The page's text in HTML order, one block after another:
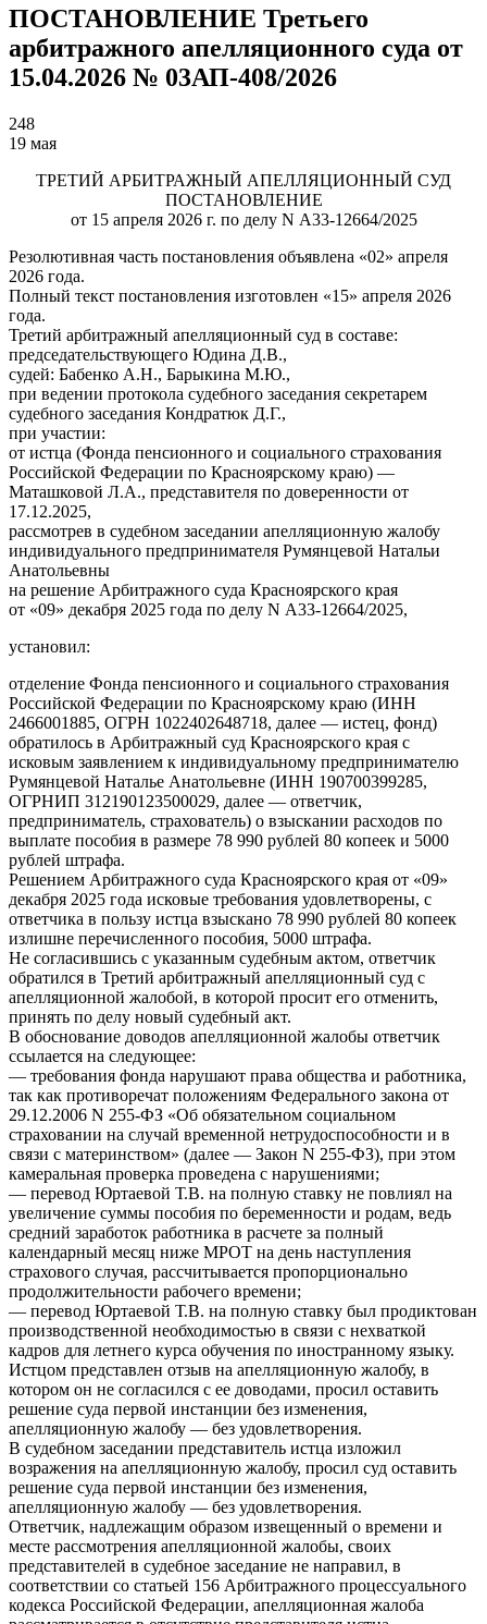
ПОСТАНОВЛЕНИЕ Третьего
арбитражного апелляционного суда от
15.04.2026 № 03АП-408/2026
248
19 мая
ТРЕТИЙ АРБИТРАЖНЫЙ АПЕЛЛЯЦИОННЫЙ СУД
ПОСТАНОВЛЕНИЕ
от 15 апреля 2026 г. по делу N А33-12664/2025
Резолютивная часть постановления объявлена «02» апреля
2026 года.
Полный текст постановления изготовлен «15» апреля 2026
года.
Третий арбитражный апелляционный суд в составе:
председательствующего Юдина Д.В.,
судей: Бабенко А.Н., Барыкина М.Ю.,
при ведении протокола судебного заседания секретарем
судебного заседания Кондратюк Д.Г.,
при участии:
от истца (Фонда пенсионного и социального страхования
Российской Федерации по Красноярскому краю) —
Маташковой Л.А., представителя по доверенности от
17.12.2025,
рассмотрев в судебном заседании апелляционную жалобу
индивидуального предпринимателя Румянцевой Натальи
Анатольевны
на решение Арбитражного суда Красноярского края
от «09» декабря 2025 года по делу N А33-12664/2025,
установил:
отделение Фонда пенсионного и социального страхования
Российской Федерации по Красноярскому краю (ИНН
2466001885, ОГРН 1022402648718, далее — истец, фонд)
обратилось в Арбитражный суд Красноярского края с
исковым заявлением к индивидуальному предпринимателю
Румянцевой Наталье Анатольевне (ИНН 190700399285,
ОГРНИП 312190123500029, далее — ответчик,
предприниматель, страхователь) о взыскании расходов по
выплате пособия в размере 78 990 рублей 80 копеек и 5000
рублей штрафа.
Решением Арбитражного суда Красноярского края от «09»
декабря 2025 года исковые требования удовлетворены, с
ответчика в пользу истца взыскано 78 990 рублей 80 копеек
излишне перечисленного пособия, 5000 штрафа.
Не согласившись с указанным судебным актом, ответчик
обратился в Третий арбитражный апелляционный суд с
апелляционной жалобой, в которой просит его отменить,
принять по делу новый судебный акт.
В обоснование доводов апелляционной жалобы ответчик
ссылается на следующее:
— требования фонда нарушают права общества и работника,
так как противоречат положениям Федерального закона от
29.12.2006 N 255-ФЗ «Об обязательном социальном
страховании на случай временной нетрудоспособности и в
связи с материнством» (далее — Закон N 255-ФЗ), при этом
камеральная проверка проведена с нарушениями;
— перевод Юртаевой Т.В. на полную ставку не повлиял на
увеличение суммы пособия по беременности и родам, ведь
средний заработок работника в расчете за полный
календарный месяц ниже МРОТ на день наступления
страхового случая, рассчитывается пропорционально
продолжительности рабочего времени;
— перевод Юртаевой Т.В. на полную ставку был продиктован
производственной необходимостью в связи с нехваткой
кадров для летнего курса обучения по иностранному языку.
Истцом представлен отзыв на апелляционную жалобу, в
котором он не согласился с ее доводами, просил оставить
решение суда первой инстанции без изменения,
апелляционную жалобу — без удовлетворения.
В судебном заседании представитель истца изложил
возражения на апелляционную жалобу, просил суд оставить
решение суда первой инстанции без изменения,
апелляционную жалобу — без удовлетворения.
Ответчик, надлежащим образом извещенный о времени и
месте рассмотрения апелляционной жалобы, своих
представителей в судебное заседание не направил, в
соответствии со статьей 156 Арбитражного процессуального
кодекса Российской Федерации, апелляционная жалоба